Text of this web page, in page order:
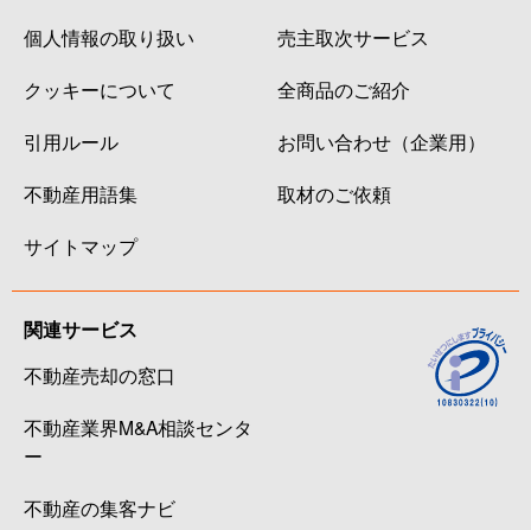
個人情報の取り扱い
クッキーについて
引用ルール
不動産用語集
サイトマップ
売主取次サービス
全商品のご紹介
お問い合わせ（企業用）
取材のご依頼
関連サービス
不動産売却の窓口
不動産業界M&A相談センタ
ー
不動産の集客ナビ